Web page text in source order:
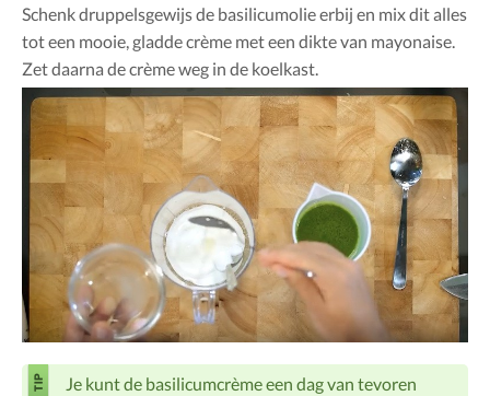
Schenk druppelsgewijs de basilicumolie erbij en mix dit alles
tot een mooie, gladde crème met een dikte van mayonaise.
Zet daarna de crème weg in de koelkast.
Je kunt de basilicumcrème een dag van tevoren